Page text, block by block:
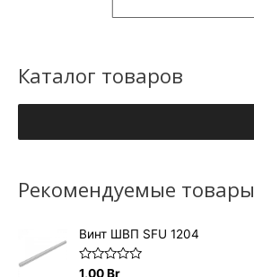
Каталог товаров
Рекомендуемые товары
Винт ШВП SFU 1204
О
1,00Br